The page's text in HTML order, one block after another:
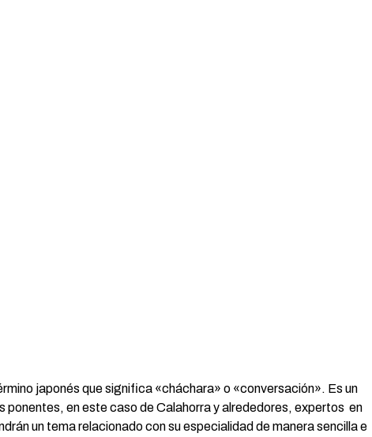
japonés que significa «cháchara» o «conversación». Es un
ponentes, en este caso de Calahorra y alrededores, expertos en
un tema relacionado con su especialidad de manera sencilla e